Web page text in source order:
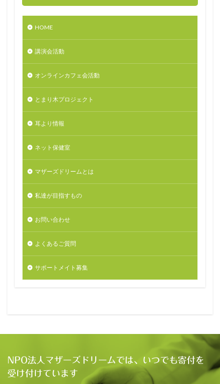
HOME
講演会活動
オンラインカフェ会活動
とまり木プロジェクト
耳より情報
ネット保健室
マザーズドリームとは
私達が目指すもの
お問い合わせ
よくあるご質問
サポートメイト募集
NPO法人マザーズドリームでは、いつでも寄付を
受け付けています